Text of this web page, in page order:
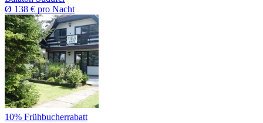
Ø 138 € pro Nacht
10% Frühbucherrabatt